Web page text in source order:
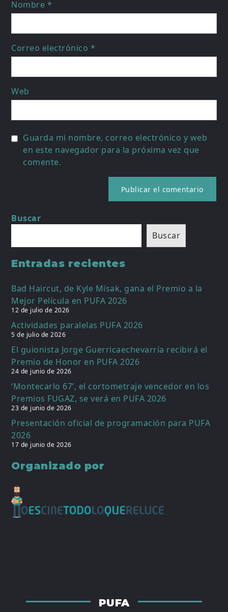
Nombre *
Correo electrónico *
Web
Guarda mi nombre, correo electrónico y web
en este navegador para la próxima vez que
comente.
Buscar
Buscar
Entradas recientes
Bad Haircut, de Kyle Misak, gana el Premio a la
Mejor Película en PUFA 2026
12 de julio de 2026
Actividades paralelas PUFA 2026
5 de julio de 2026
El guionista Jorge Guerricaechevarría recibirá el
Premio de Honor en PUFA 2026
24 de junio de 2026
‘Montecarlo 67’, el cortometraje vencedor en los
Premios FUGAZ, se verá en PUFA 2026
23 de junio de 2026
Presentación oficial de programación para PUFA
2026
17 de junio de 2026
Organizado por
PUFA